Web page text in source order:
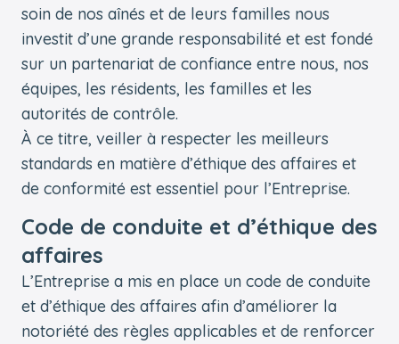
soin de nos aînés et de leurs familles nous
investit d’une grande responsabilité et est fondé
sur un partenariat de confiance entre nous, nos
équipes, les résidents, les familles et les
autorités de contrôle.
À ce titre, veiller à respecter les meilleurs
standards en matière d’éthique des affaires et
de conformité est essentiel pour l’Entreprise.
Code de conduite et d’éthique des
affaires
L’Entreprise a mis en place un code de conduite
et d’éthique des affaires afin d’améliorer la
notoriété des règles applicables et de renforcer